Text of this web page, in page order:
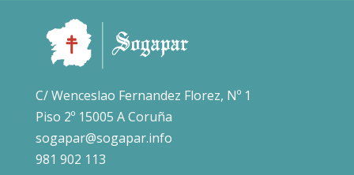
C/ Wenceslao Fernandez Florez, Nº 1
Piso 2º 15005 A Coruña
sogapar@sogapar.info
981 902 113